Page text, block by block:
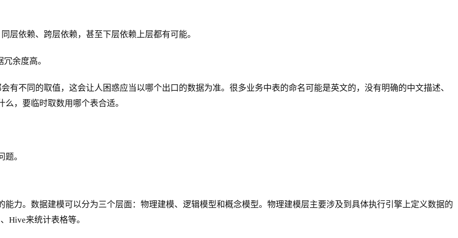
层依赖、跨层依赖，甚至下层依赖上层都有可能。
余度高。
有不同的取值，这会让人困惑应当以哪个出口的数据为准。很多业务中表的命名可能是英文的，没有明确的中文描述、
，要临时取数用哪个表合适。
。
力。数据建模可以分为三个层面：物理建模、逻辑模型和概念模型。物理建模层主要涉及到具体执行引擎上定义数据的
Hive来统计表格等。